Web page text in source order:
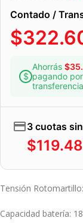
Contado /
$
Ahorrás $
pagando por
transferencia
3 cuotas
$
Tensión
Capacidad batería: